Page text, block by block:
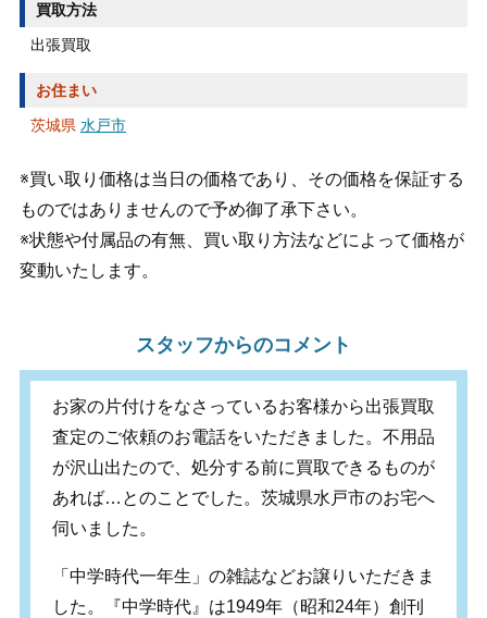
買取方法
出張買取
お住まい
茨城県 水戸市
※買い取り価格は当日の価格であり、その価格を保証する
ものではありませんので予め御了承下さい。
※状態や付属品の有無、買い取り方法などによって価格が
変動いたします。
スタッフからのコメント
お家の片付けをなさっているお客様から出張買取
査定のご依頼のお電話をいただきました。不用品
が沢山出たので、処分する前に買取できるものが
あれば…とのことでした。茨城県水戸市のお宅へ
伺いました。
「中学時代一年生」の雑誌などお譲りいただきま
した。『中学時代』は1949年（昭和24年）創刊